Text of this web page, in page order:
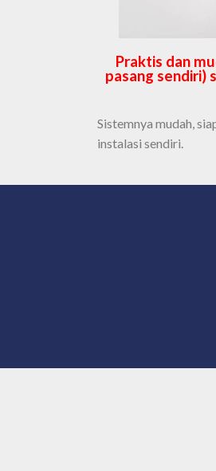
Praktis dan
pasang sendiri)
Sistemnya mudah,
instalasi sendiri.